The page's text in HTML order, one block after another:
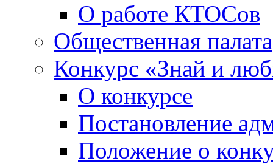
О работе КТОСов
Общественная палата
Конкурс «Знай и
О конкурсе
Постановление
Положение о